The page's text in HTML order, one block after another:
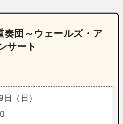
奏団～ウェールズ・ア
サート
（日）